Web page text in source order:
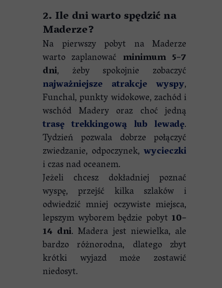
2. Ile dni warto spędzić na
Maderze?
Na pierwszy pobyt na Maderze
warto zaplanować minimum 5–7
dni, żeby spokojnie zobaczyć
najważniejsze atrakcje wyspy,
Funchal, punkty widokowe, zachód i
wschód Madery oraz choć jedną
trasę trekkingową lub lewadę.
Tydzień pozwala dobrze połączyć
zwiedzanie, odpoczynek, wycieczki
i czas nad oceanem.
Jeżeli chcesz dokładniej poznać
wyspę, przejść kilka szlaków i
odwiedzić mniej oczywiste miejsca,
lepszym wyborem będzie pobyt 10–
14 dni. Madera jest niewielka, ale
bardzo różnorodna, dlatego zbyt
krótki wyjazd może zostawić
niedosyt.